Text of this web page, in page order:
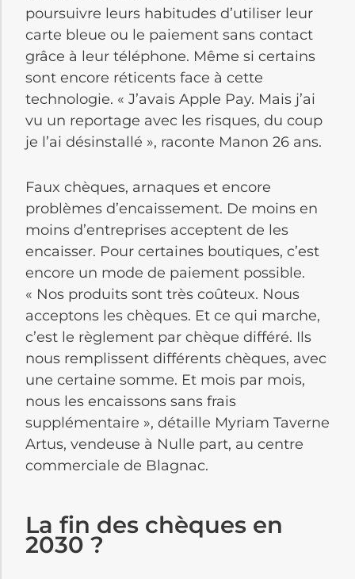
poursuivre leurs habitudes d’utiliser leur
carte bleue ou le paiement sans contact
grâce à leur téléphone. Même si certains
sont encore réticents face à cette
technologie. « J’avais Apple Pay. Mais j’ai
vu un reportage avec les risques, du coup
je l’ai désinstallé », raconte Manon 26 ans.
Faux chèques, arnaques et encore
problèmes d’encaissement. De moins en
moins d’entreprises acceptent de les
encaisser. Pour certaines boutiques, c’est
encore un mode de paiement possible.
« Nos produits sont très coûteux. Nous
acceptons les chèques. Et ce qui marche,
c’est le règlement par chèque différé. Ils
nous remplissent différents chèques, avec
une certaine somme. Et mois par mois,
nous les encaissons sans frais
supplémentaire », détaille Myriam Taverne
Artus, vendeuse à Nulle part, au centre
commerciale de Blagnac.
La fin des chèques en
2030 ?